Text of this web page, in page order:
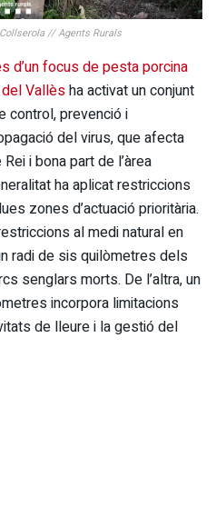
// Agents Rurals
d’un focus de pesta porcina
Vallèsha activat un conjunt
control, prevenció i
del virus, que afecta
i bona part de l’àrea
ha aplicat restriccions
zones d’actuació prioritària.
al medi natural en
radi de sis quilòmetres dels
senglars morts. De l’altra, un
incorpora limitacions
de lleure i la gestió del